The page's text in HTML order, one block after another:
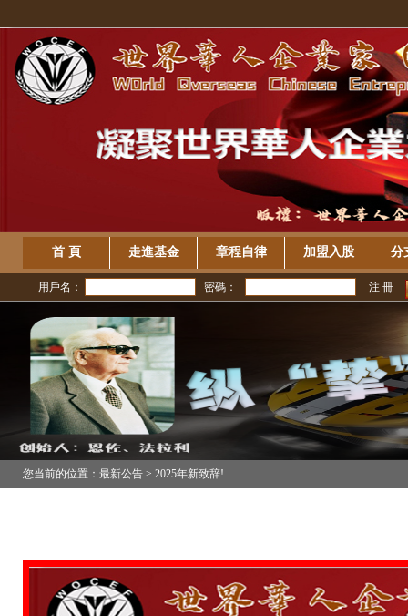
首 頁 走進基金 章程自律 加盟入股 分
用戶名： 密碼： 注 冊
您当前的位置：最新公告 > 2025年新致辞!